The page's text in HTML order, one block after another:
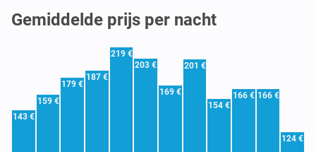
Gemiddelde prijs per nacht
143 €
159 €
179 €
187 €
219 €
203 €
169 €
201 €
154 €
166 € 166 €
124 €